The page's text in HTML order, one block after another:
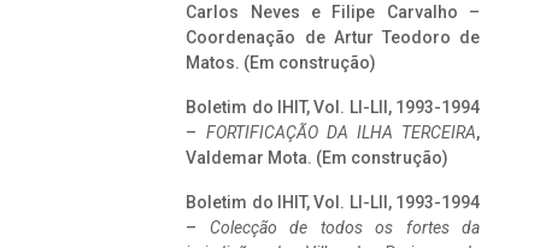
Carlos Neves e Filipe Carvalho –
Coordenação de Artur Teodoro de
Matos. (Em construção)
Boletim do IHIT, Vol. LI-LII, 1993-1994
– FORTIFICAÇÃO DA ILHA TERCEIRA,
Valdemar Mota. (Em construção)
Boletim do IHIT, Vol. LI-LII, 1993-1994
– Colecção de todos os fortes da